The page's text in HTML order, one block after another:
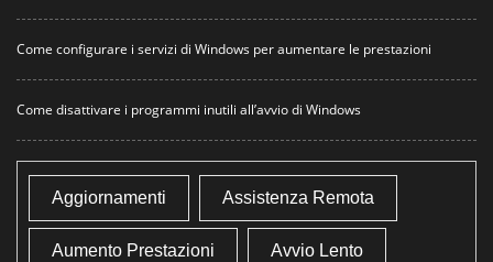
Come configurare i servizi di Windows per aumentare le prestazioni
Come disattivare i programmi inutili all’avvio di Windows
Aggiornamenti Assistenza Remota
Aumento Prestazioni Avvio Lento